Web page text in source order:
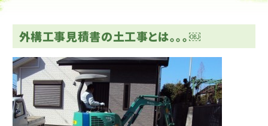
外構工事見積書の土工事とは。。。￼